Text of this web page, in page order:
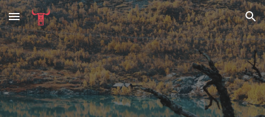
Skip to main content Skip to navigation